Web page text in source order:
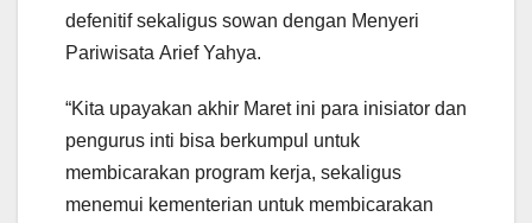
defenitif sekaligus sowan dengan Menyeri
Pariwisata Arief Yahya.
“Kita upayakan akhir Maret ini para inisiator dan
pengurus inti bisa berkumpul untuk
membicarakan program kerja, sekaligus
menemui kementerian untuk membicarakan